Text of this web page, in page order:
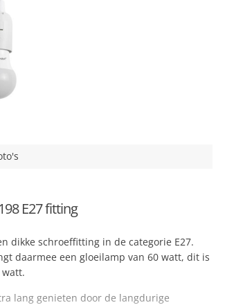
E27 fitting
dikke schroeffitting in de categorie E27.
daarmee een gloeilamp van 60 watt, dit is
lang genieten door de langdurige